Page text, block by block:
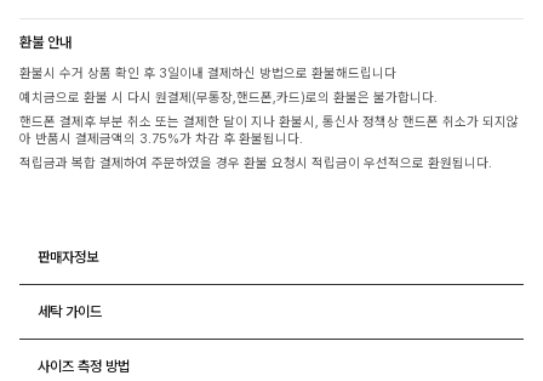
환불 안내
환불시 수거 상품 확인 후 3일이내 결제하신 방법으로 환불해드립니다
예치금으로 환불 시 다시 원결제(무통장,핸드폰,카드)로의 환불은 불가합니다.
핸드폰 결제후 부분 취소 또는 결제한 달이 지나 환불시, 통신사 정책상 핸드폰 취소가 되지않
아 반품시 결제금액의 3.75%가 차감 후 환불됩니다.
적립금과 복합 결제하여 주문하였을 경우 환불 요청시 적립금이 우선적으로 환원됩니다.
판매자정보
세탁 가이드
사이즈 측정 방법